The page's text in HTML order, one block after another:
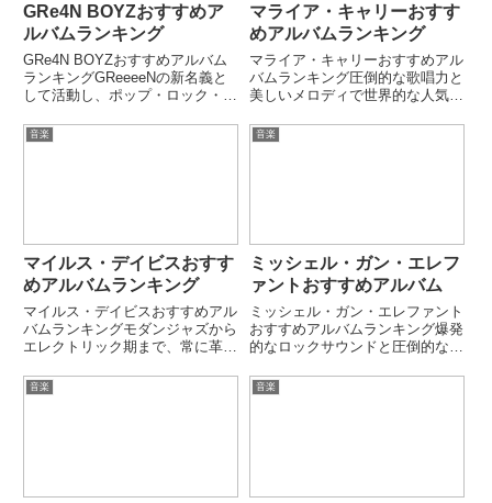
GRe4N BOYZおすすめア
ルバムランキング
GRe4N BOYZおすすめアルバム
ランキングGReeeeNの新名義と
して活動し、ポップ・ロック・
を展開するボーカルグループ。前
マライア・キャリーおすす
めアルバムランキング
マライア・キャリーおすすめアル
バムランキング圧倒的な歌唱力と
美しいメロディで世界的な人気を
「Daydream」「Music Box」
音楽
マイルス・デイビスおすす
めアルバムランキング
マイルス・デイビスおすすめアル
バムランキングモダンジャズから
エレクトリック期まで、常に革新
Davis。「Kind of Blue」
「Bitches Brew」「In a Silent
音楽
ミッシェル・ガン・エレフ
ァントおすすめアルバム
ミッシェル・ガン・エレファント
おすすめアルバムランキング爆発
的なロックサウンドと圧倒的なラ
ック史に名を刻んだミッシェル・
ガン・エレファント。「G.W.D」
音楽 音楽